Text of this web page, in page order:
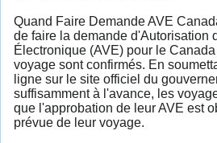
Quand Faire Demande AVE
de faire la demande d'Autorisation
Électronique (AVE) pour le
voyage sont confirmés. En
ligne sur le site officiel du
suffisamment à l'avance, les
que l'approbation de leur AVE est
prévue de leur voyage.